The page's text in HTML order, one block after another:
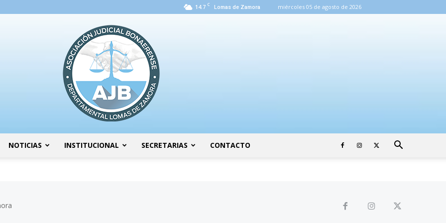
14.7 C Lomas de Zamora miércoles 05 de agosto de 2026
NOTICIAS INSTITUCIONAL SECRETARIAS CONTACTO